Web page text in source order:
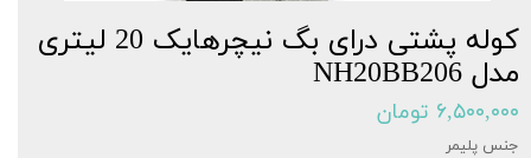
کوله پشتی درای بگ نیچرهایک 20 لیتری
مدل NH20BB206
۶,۵۰۰,۰۰۰ تومان
جنس پلیمر